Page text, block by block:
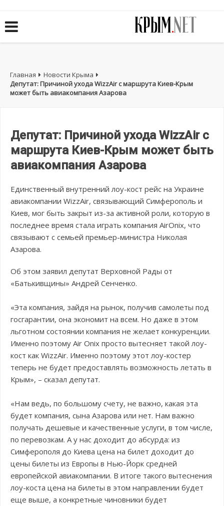
Главная
Новости Крыма
Депутат: Причиной ухода WizzAir с маршрута Киев-Крым
может быть авиакомпания Азарова
Депутат: Причиной ухода WizzAir с
маршрута Киев-Крым может быть
авиакомпания Азарова
Единственный внутренний лоу-кост рейс на Украине
авиакомпании WizzAir, связывающий Симферополь и
Киев, мог быть закрыт из-за активной роли, которую в
последнее время стала играть компания AirOnix, что
связывают с семьей премьер-министра Николая
Азарова.
Об этом заявил депутат Верховной Рады от
«Батькивщины» Андрей Сенченко.
«Эта компания, зайдя на рынок, получив самолеты под
госгарантии, она экономит на всем. Но даже в этом
льготном состоянии компания не желает конкуренции.
Именно поэтому Air Onix просто вытесняет такой лоу-
кост как WizzAir. Именно поэтому этот лоу-костер
теперь не будет предоставлять возможность летать в
Крым», – сказал депутат.
«Нам ведь, по большому счету, не важно, какая эта
будет компания, сына Азарова или нет. Нам важно
получать дешевые и качественные услуги, в том числе,
по перевозкам. А у нас доходит до абсурда: из
Симферополя до Киева цена на билет доходит до
цены билеты из Европы в Нью-Йорк средней
европейской авиакомпании. В итоге такого вытеснения
лоу-коста цена на билеты в этом направлении будет
еще выше, а конкретные чиновники будет